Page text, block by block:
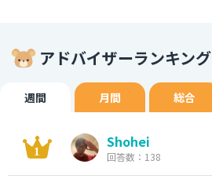
アドバイザーランキング
週間 月間 総合
Shohei
回答数：138